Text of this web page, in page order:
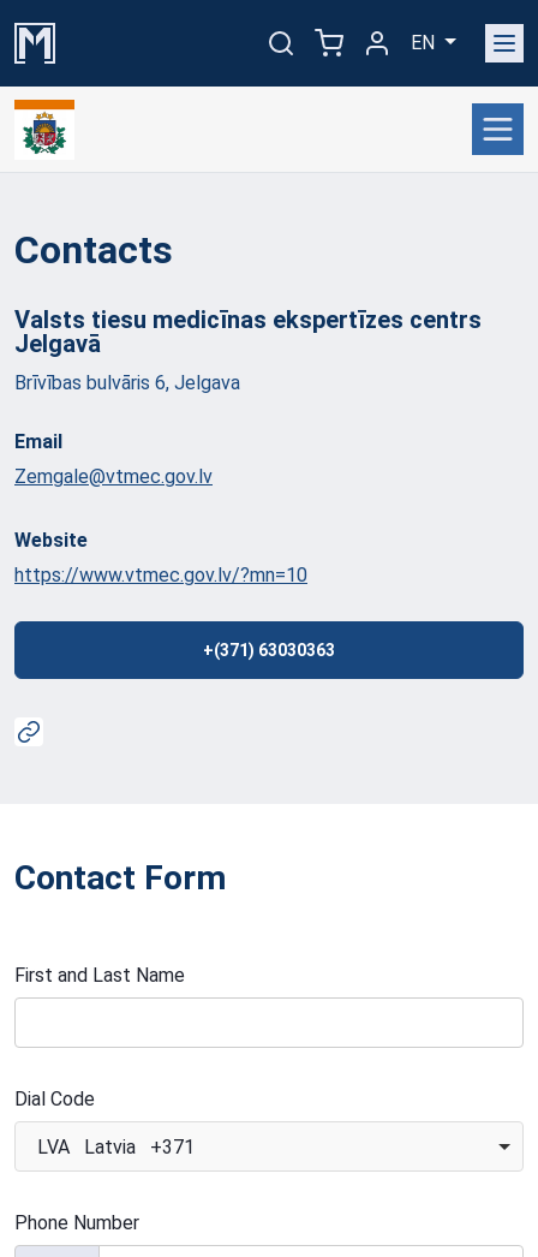
EN
Contacts
Valsts tiesu medicīnas ekspertīzes centrs
Jelgavā
Brīvības bulvāris 6, Jelgava
Email
Zemgale@vtmec.gov.lv
Website
https://www.vtmec.gov.lv/?mn=10
+(371) 63030363
Contact Form
First and Last Name
Dial Code
LVA Latvia +371
Phone Number